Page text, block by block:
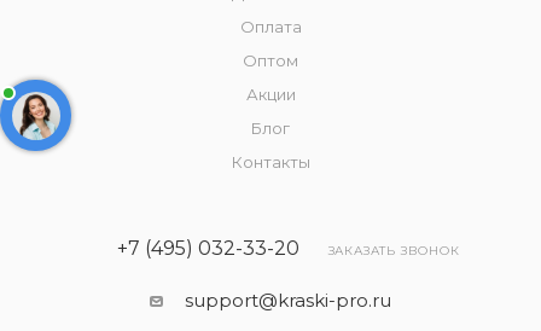
Оплата
Оптом
Акции
Блог
Контакты
+7 (495) 032-33-20 ЗАКАЗАТЬ ЗВОНОК
support@kraski-pro.ru